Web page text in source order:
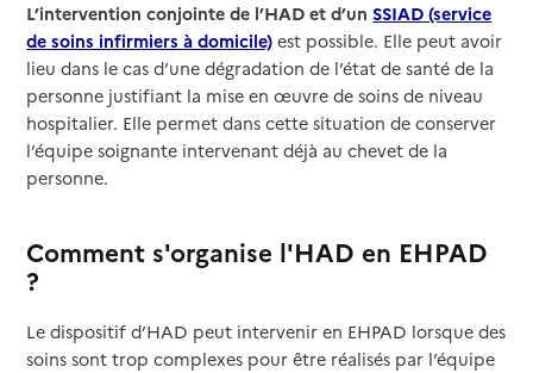
L’intervention conjointe de l’HAD et d’unSSIAD (service
de soins infirmiers à domicile) est possible. Elle peut avoir
lieu dans le cas d’une dégradation de l’état de santé de la
personne justifiant la mise en œuvre de soins de niveau
hospitalier. Elle permet dans cette situation de conserver
l’équipe soignante intervenant déjà au chevet de la
personne.
Comment s'organise l'HAD en EHPAD
?
Le dispositif d’HAD peut intervenir en EHPAD lorsque des
soins sont trop complexes pour être réalisés par l’équipe